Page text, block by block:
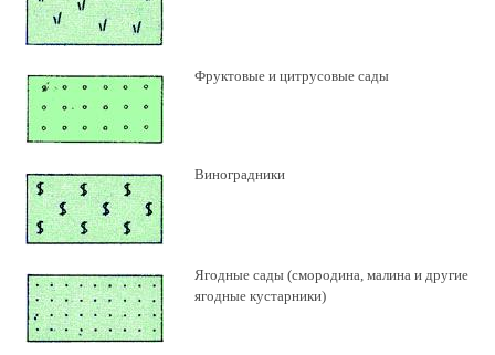
Фруктовые и цитрусовые сады
Виноградники
Ягодные сады (смородина, малина и другие
ягодные кустарники)